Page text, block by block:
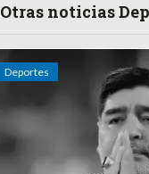
Otras noticias
Deportes